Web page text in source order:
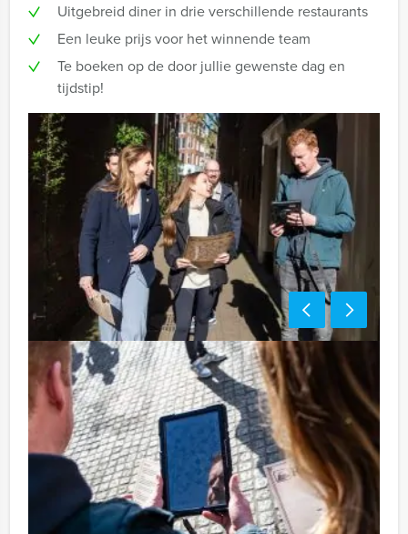
Uitgebreid diner in drie verschillende restaurants
Een leuke prijs voor het winnende team
Te boeken op de door jullie gewenste dag en
tijdstip!
Tip:
Niet telkens uw knip hoeven trekken om uw drankje af
te rekenen? Voor € 13,50 per persoon per uur (excl.
BTW) kunt u gebruikmaken van het drankarrangement,
waarbij u onbeperkt kunt genieten van bier, fris,
huiswijn, koffie en thee. En… zo komt u ook achteraf
niet voor verrassingen te staan!